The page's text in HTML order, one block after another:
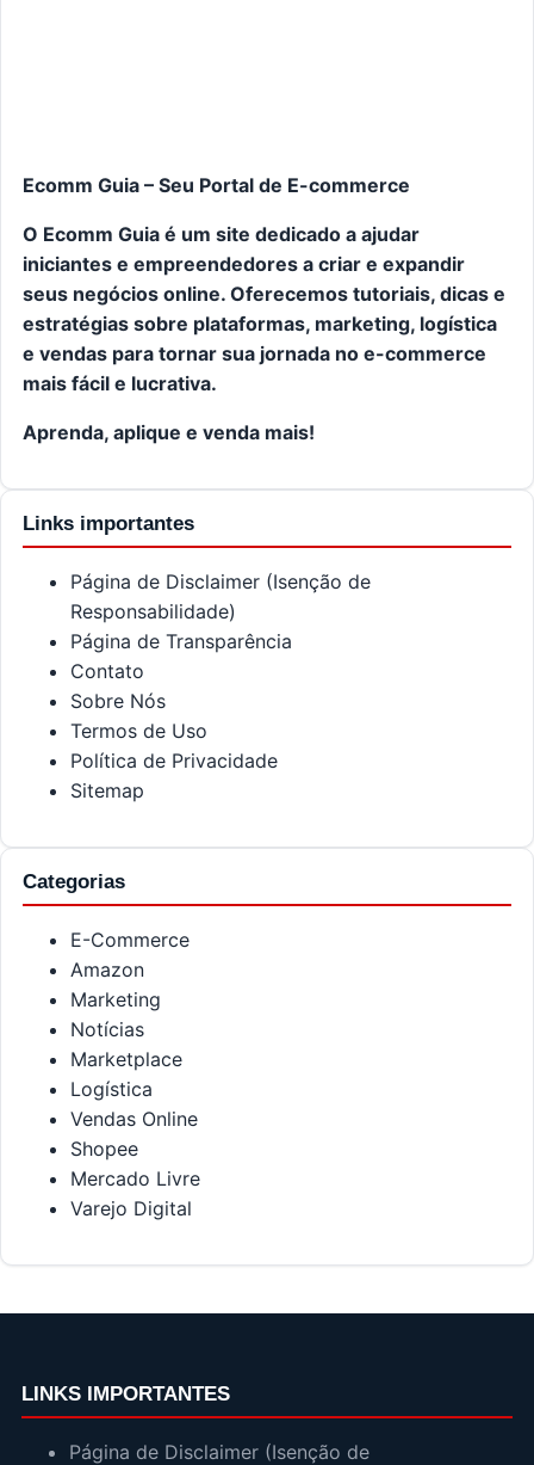
Ecomm Guia – Seu Portal de E-commerce
O Ecomm Guia é um site dedicado a ajudar
iniciantes e empreendedores a criar e expandir
seus negócios online. Oferecemos tutoriais, dicas e
estratégias sobre plataformas, marketing, logística
e vendas para tornar sua jornada no e-commerce
mais fácil e lucrativa.
Aprenda, aplique e venda mais!
Links importantes
Página de Disclaimer (Isenção de
Responsabilidade)
Página de Transparência
Contato
Sobre Nós
Termos de Uso
Política de Privacidade
Sitemap
Categorias
E-Commerce
Amazon
Marketing
Notícias
Marketplace
Logística
Vendas Online
Shopee
Mercado Livre
Varejo Digital
LINKS IMPORTANTES
Página de Disclaimer (Isenção de